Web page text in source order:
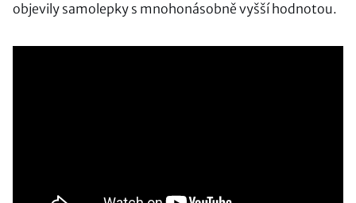
objevily samolepky s mnohonásobně vyšší hodnotou.